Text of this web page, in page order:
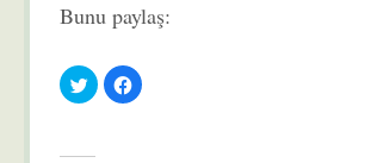
Bunu paylaş:
Twitter
üzerinde
paylaşmak
(Yeni
Facebook'ta
paylaşmak